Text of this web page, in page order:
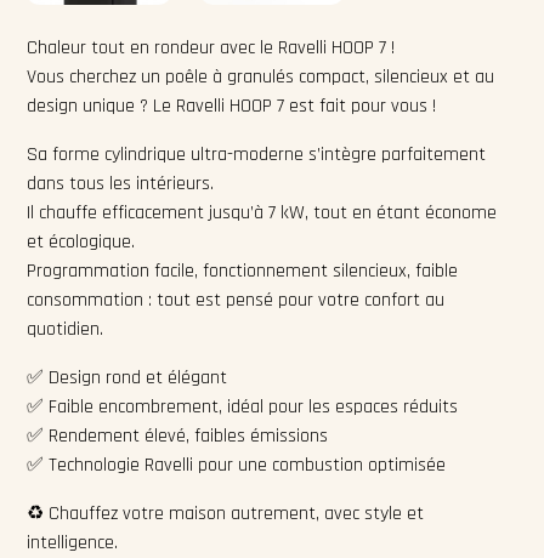
Chaleur tout en rondeur avec le Ravelli HOOP 7 !
Vous cherchez un poêle à granulés compact, silencieux et au
design unique ? Le Ravelli HOOP 7 est fait pour vous !
Sa forme cylindrique ultra-moderne s’intègre parfaitement
dans tous les intérieurs.
Il chauffe efficacement jusqu’à 7 kW, tout en étant économe
et écologique.
Programmation facile, fonctionnement silencieux, faible
consommation : tout est pensé pour votre confort au
quotidien.
✅ Design rond et élégant
✅ Faible encombrement, idéal pour les espaces réduits
✅ Rendement élevé, faibles émissions
✅ Technologie Ravelli pour une combustion optimisée
♻️ Chauffez votre maison autrement, avec style et
intelligence.